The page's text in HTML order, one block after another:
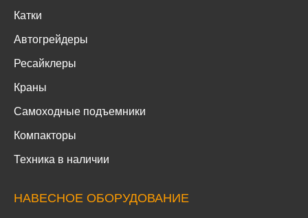
Катки
Автогрейдеры
Ресайклеры
Краны
Самоходные подъемники
Компакторы
Техника в наличии
НАВЕСНОЕ ОБОРУДОВАНИЕ